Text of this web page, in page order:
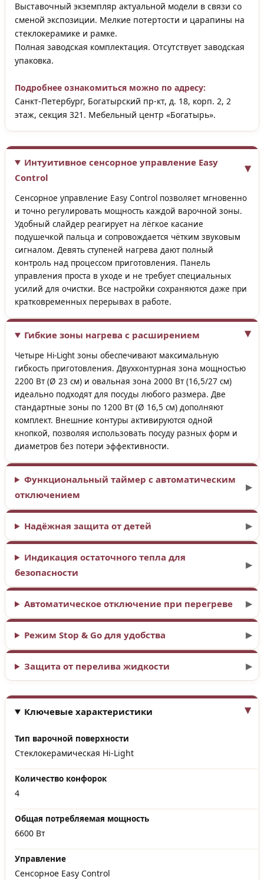
Выставочный экземпляр актуальной модели в связи со
сменой экспозиции. Мелкие потертости и царапины на
стеклокерамике и рамке.
Полная заводская комплектация. Отсутствует заводская
упаковка.
Подробнее ознакомиться можно по адресу:
Санкт-Петербург, Богатырский пр-кт, д. 18, корп. 2, 2
этаж, секция 321. Мебельный центр «Богатырь».
Интуитивное сенсорное управление Easy
Control
Сенсорное управление Easy Control позволяет мгновенно
и точно регулировать мощность каждой варочной зоны.
Удобный слайдер реагирует на лёгкое касание
подушечкой пальца и сопровождается чётким звуковым
сигналом. Девять ступеней нагрева дают полный
контроль над процессом приготовления. Панель
управления проста в уходе и не требует специальных
усилий для очистки. Все настройки сохраняются даже при
кратковременных перерывах в работе.
Гибкие зоны нагрева с расширением
Четыре Hi-Light зоны обеспечивают максимальную
гибкость приготовления. Двухконтурная зона мощностью
2200 Вт (Ø 23 см) и овальная зона 2000 Вт (16,5/27 см)
идеально подходят для посуды любого размера. Две
стандартные зоны по 1200 Вт (Ø 16,5 см) дополняют
комплект. Внешние контуры активируются одной
кнопкой, позволяя использовать посуду разных форм и
диаметров без потери эффективности.
Функциональный таймер с автоматическим
отключением
Надёжная защита от детей
Индикация остаточного тепла для
безопасности
Автоматическое отключение при перегреве
Режим Stop & Go для удобства
Защита от перелива жидкости
Ключевые характеристики
Тип варочной поверхности
Стеклокерамическая Hi‑Light
Количество конфорок
4
Общая потребляемая мощность
6600 Вт
Управление
Сенсорное Easy Control